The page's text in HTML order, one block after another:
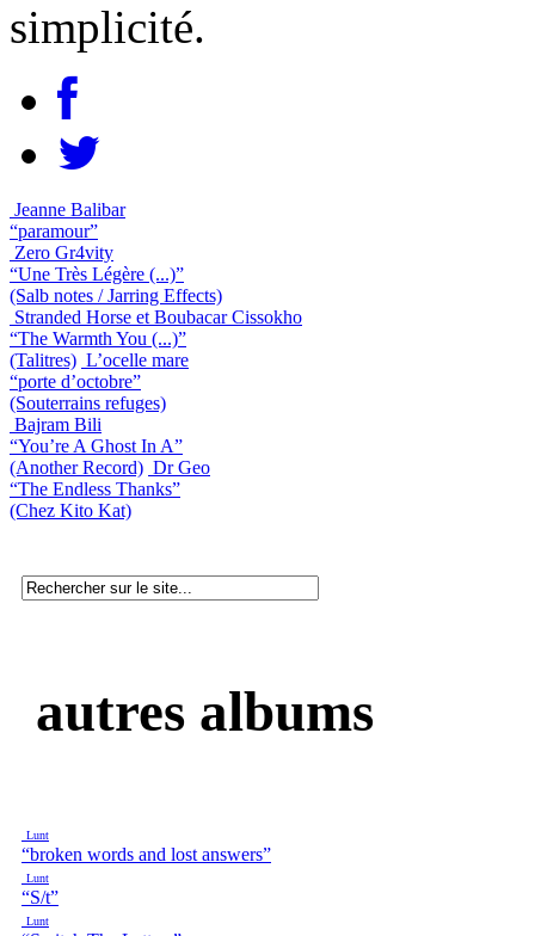
simplicité.
Jeanne Balibar
“paramour”
Zero Gr4vity
“Une Très Légère (...)”
(Salb notes / Jarring Effects)
Stranded Horse et Boubacar Cissokho
“The Warmth You (...)”
(Talitres) L’ocelle mare
“porte d’octobre”
(Souterrains refuges)
Bajram Bili
“You’re A Ghost In A”
(Another Record) Dr Geo
“The Endless Thanks”
(Chez Kito Kat)
autres albums
Lunt
“broken words and lost answers”
Lunt
“S/t”
Lunt